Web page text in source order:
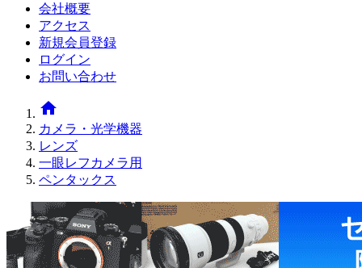
会社概要
アクセス
新規会員登録
ログイン
お問い合わせ
home
カメラ・光学機器
レンズ
一眼レフカメラ用
ペンタックス